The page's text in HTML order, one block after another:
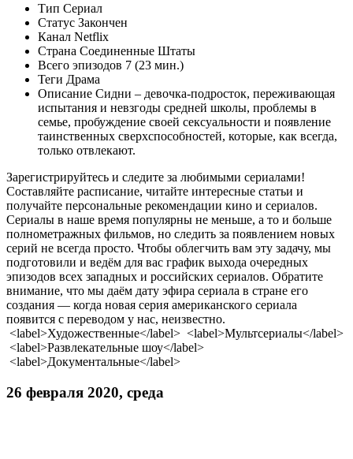
Тип Сериал
Статус Закончен
Канал Netflix
Страна Соединенные Штаты
Всего эпизодов 7 (23 мин.)
Теги Драма
Описание Сидни – девочка-подросток, переживающая
испытания и невзгоды средней школы, проблемы в
семье, пробуждение своей сексуальности и появление
таинственных сверхспособностей, которые, как всегда,
только отвлекают.
Зарегистрируйтесь и следите за любимыми сериалами!
Составляйте расписание, читайте интересные статьи и
получайте персональные рекомендации кино и сериалов.
Сериалы в наше время популярны не меньше, а то и больше
полнометражных фильмов, но следить за появлением новых
серий не всегда просто. Чтобы облегчить вам эту задачу, мы
подготовили и ведём для вас график выхода очередных
эпизодов всех западных и российских сериалов. Обратите
внимание, что мы даём дату эфира сериала в стране его
создания — когда новая серия американского сериала
появится с переводом у нас, неизвестно.
<label>Художественные</label> <label>Мультсериалы</label>
<label>Развлекательные шоу</label>
<label>Документальные</label>
26 февраля 2020, среда